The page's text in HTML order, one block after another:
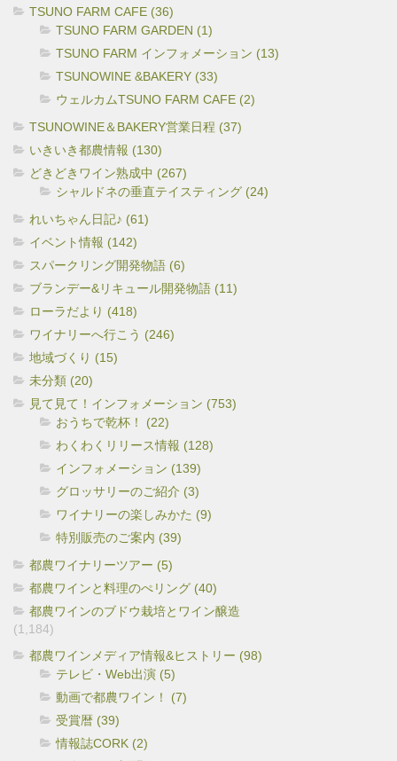
TSUNO FARM CAFE (36)
TSUNO FARM GARDEN (1)
TSUNO FARM インフォメーション (13)
TSUNOWINE &BAKERY (33)
ウェルカムTSUNO FARM CAFE (2)
TSUNOWINE＆BAKERY営業日程 (37)
いきいき都農情報 (130)
どきどきワイン熟成中 (267)
シャルドネの垂直テイスティング (24)
れいちゃん日記♪ (61)
イベント情報 (142)
スパークリング開発物語 (6)
ブランデー&リキュール開発物語 (11)
ローラだより (418)
ワイナリーへ行こう (246)
地域づくり (15)
未分類 (20)
見て見て！インフォメーション (753)
おうちで乾杯！ (22)
わくわくリリース情報 (128)
インフォメーション (139)
グロッサリーのご紹介 (3)
ワイナリーの楽しみかた (9)
特別販売のご案内 (39)
都農ワイナリーツアー (5)
都農ワインと料理のぺリング (40)
都農ワインのブドウ栽培とワイン醸造
(1,184)
都農ワインメディア情報&ヒストリー (98)
テレビ・Web出演 (5)
動画で都農ワイン！ (7)
受賞暦 (39)
情報誌CORK (2)